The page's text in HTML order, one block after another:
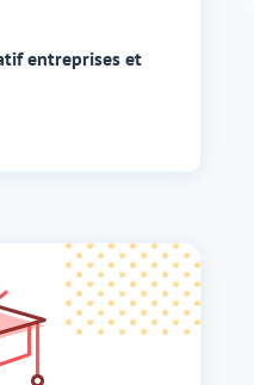
entreprises et